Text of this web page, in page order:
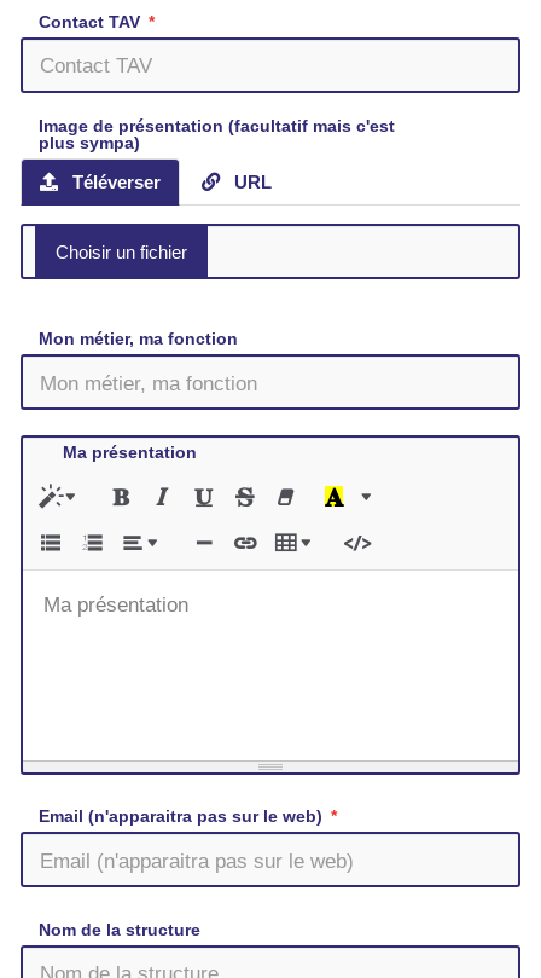
Contact TAV
Image de présentation (facultatif mais c'est
plus sympa)
Téléverser URL
Mon métier, ma fonction
Ma présentation
Ma présentation
Email (n'apparaitra pas sur le web)
Nom de la structure